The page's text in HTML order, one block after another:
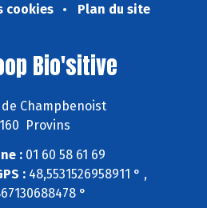
cookies
Plan du site
Bio'sitive
de Champbenoist
Provins
:01 60 58 61 69
: 48,5531526958911 ° ,
°